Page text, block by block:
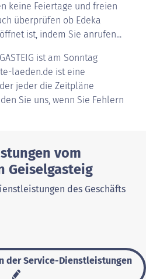
keine Feiertage und freien
überprüfen ob Edeka
ist, indem Sie anrufen...
ist am Sonntag
laeden.de ist eine
jeder die Zeitpläne
Sie uns, wenn Sie Fehlern
vom
Geiselgasteig
des Geschäfts
der Service-Dienstleistungen